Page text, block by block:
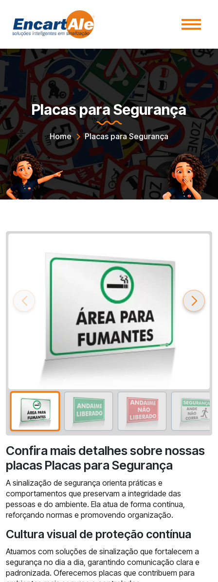
Placas para Segurança
Home Placas para Segurança
Confira mais detalhes sobre nossas
placas Placas para Segurança
A sinalização de segurança orienta práticas e
comportamentos que preservam a integridade das
pessoas e do ambiente. Ela atua de forma contínua,
reforçando normas e promovendo organização.
Cultura visual de proteção contínua
Atuamos com soluções de sinalização que fortalecem a
segurança no dia a dia, garantindo comunicação clara e
padronizada. Oferecemos placas que contribuem para